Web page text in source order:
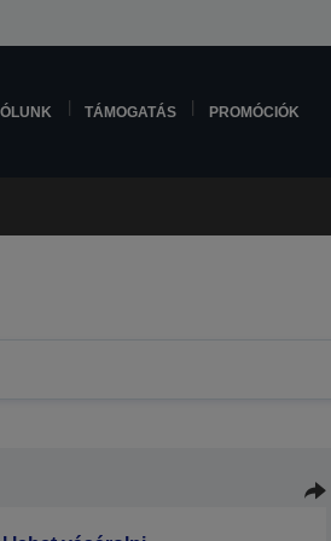
TÁMOGATÁS PROMÓCIÓK